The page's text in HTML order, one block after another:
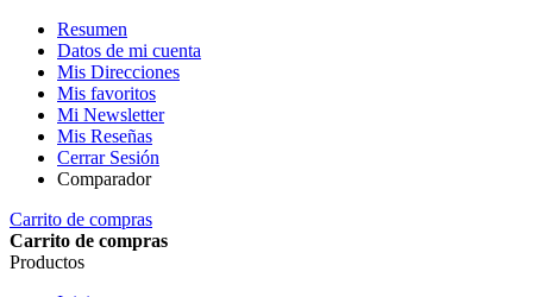
Resumen
Datos de mi cuenta
Mis Direcciones
Mis favoritos
Mi Newsletter
Mis Reseñas
Cerrar Sesión
Comparador
Carrito de compras
Carrito de compras
Productos